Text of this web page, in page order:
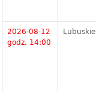
2026-08-12
godz. 14:00
Lubuskie